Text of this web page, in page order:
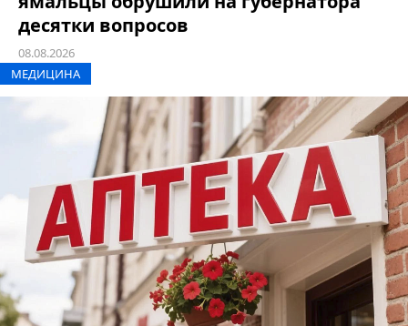
десятки вопросов
08.08.2026
МЕДИЦИНА